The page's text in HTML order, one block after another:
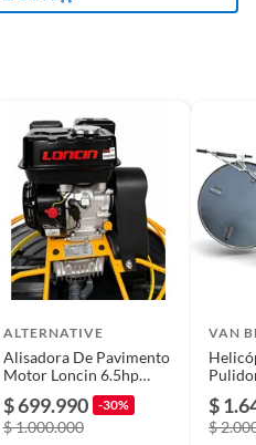
Redonda
Medio
1
ALTERNATIVE
Alisadora De Pavimento
Motor Loncin 6.5hp
Gasolina 1000mm
$ 699.990 -30%
$ 1.000.000
VAN
$
$